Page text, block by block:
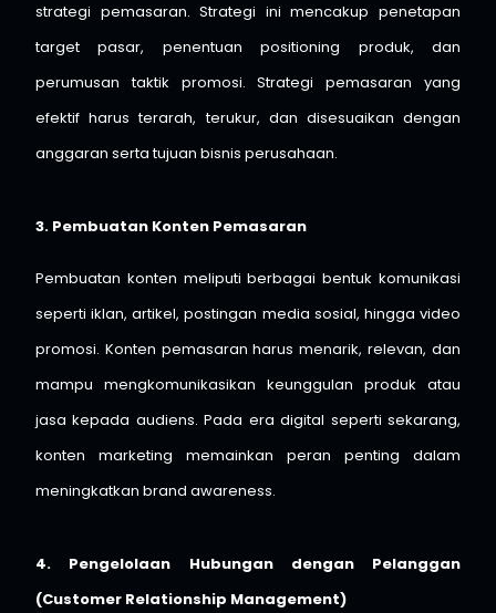
strategi pemasaran. Strategi ini mencakup penetapan
target pasar, penentuan positioning produk, dan
perumusan taktik promosi. Strategi pemasaran yang
efektif harus terarah, terukur, dan disesuaikan dengan
anggaran serta tujuan bisnis perusahaan.
3. Pembuatan Konten Pemasaran
Pembuatan konten meliputi berbagai bentuk komunikasi
seperti iklan, artikel, postingan media sosial, hingga video
promosi. Konten pemasaran harus menarik, relevan, dan
mampu mengkomunikasikan keunggulan produk atau
jasa kepada audiens. Pada era digital seperti sekarang,
konten marketing memainkan peran penting dalam
meningkatkan brand awareness.
4. Pengelolaan Hubungan dengan Pelanggan
(Customer Relationship Management)